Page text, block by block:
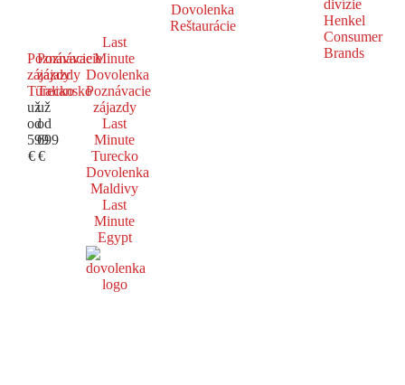
Dovolenka
Reštaurácie
Poznávacie
zájazdy
Turecko
už
od
599
€
Poznávacie
zájazdy
Taliansko
už
od
699
€
Last
Minute
Dovolenka
Poznávacie
zájazdy
Last
Minute
Turecko
Dovolenka
Maldivy
Last
Minute
Egypt